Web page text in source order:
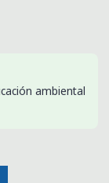
ambiental